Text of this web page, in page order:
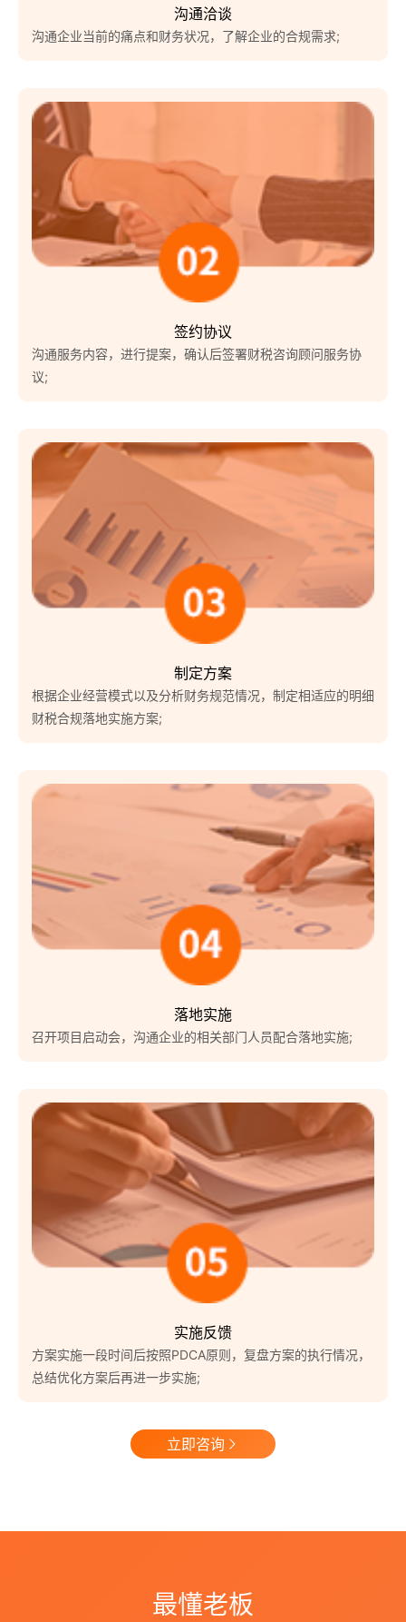
沟通洽谈
沟通企业当前的痛点和财务状况，了解企业的合规需求;
签约协议
沟通服务内容，进行提案，确认后签署财税咨询顾问服务协
议;
制定方案
根据企业经营模式以及分析财务规范情况，制定相适应的明细
财税合规落地实施方案;
落地实施
召开项目启动会，沟通企业的相关部门人员配合落地实施;
实施反馈
方案实施一段时间后按照PDCA原则，复盘方案的执行情况，
总结优化方案后再进一步实施;
立即咨询
最懂老板